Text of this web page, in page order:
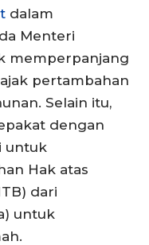
dalam
Menteri
memperpanjang
pertambahan
Selain itu,
dengan
untuk
Hak atas
dari
untuk